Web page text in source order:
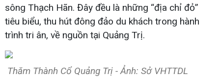
sông Thạch Hãn. Đây đều là những “địa chỉ đỏ”
tiêu biểu, thu hút đông đảo du khách trong hành
trình tri ân, về nguồn tại Quảng Trị.
Thăm Thành Cổ Quảng Trị - Ảnh: Sở VHTTDL